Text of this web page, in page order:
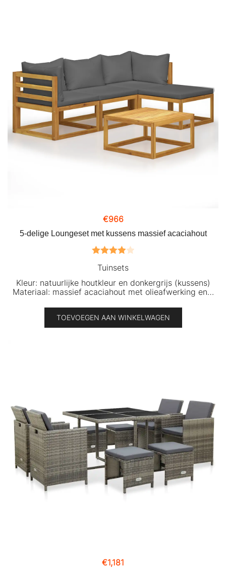
€966
5-delige Loungeset met kussens massief acaciahout
Tuinsets
Kleur: natuurlijke houtkleur en donkergrijs (kussens)
Materiaal: massief acaciahout met olieafwerking en…
TOEVOEGEN AAN WINKELWAGEN
€1,181